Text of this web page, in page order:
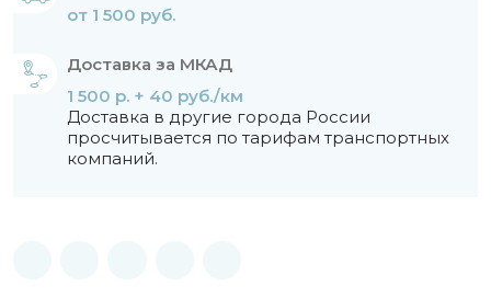
от 1 500 руб.
Доставка за МКАД
1 500 р. + 40 руб./км
Доставка в другие города России
просчитывается по тарифам транспортных
компаний.